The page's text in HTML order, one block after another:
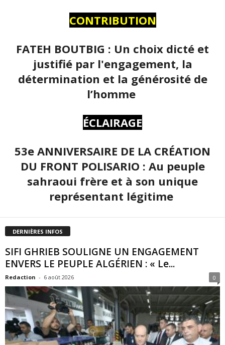
CONTRIBUTION
FATEH BOUTBIG : Un choix dicté et
justifié par l'engagement, la
détermination et la générosité de
l’homme
ÉCLAIRAGE
53e ANNIVERSAIRE DE LA CRÉATION
DU FRONT POLISARIO : Au peuple
sahraoui frère et à son unique
représentant légitime
DERNIÈRES INFOS
SIFI GHRIEB SOULIGNE UN ENGAGEMENT
ENVERS LE PEUPLE ALGÉRIEN : « Le...
Redaction - 6 août 2026 0